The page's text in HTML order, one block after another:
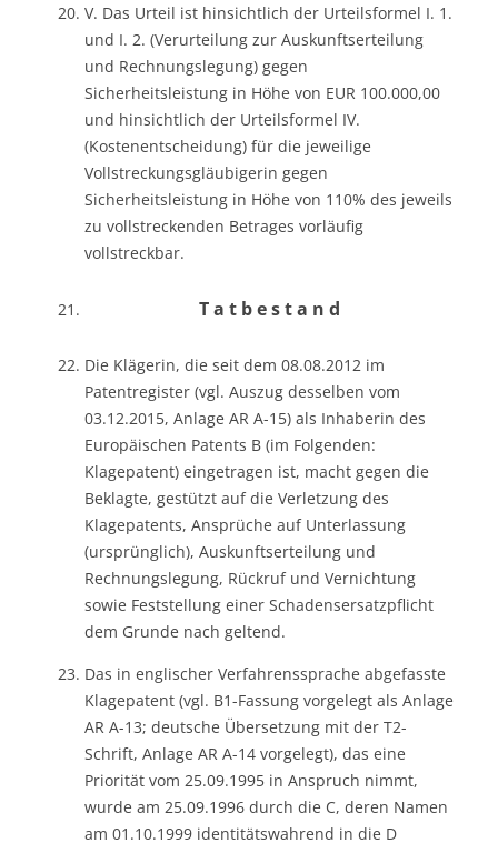
V. Das Urteil ist hinsichtlich der Urteilsformel I. 1.
und I. 2. (Verurteilung zur Auskunftserteilung
und Rechnungslegung) gegen
Sicherheitsleistung in Höhe von EUR 100.000,00
und hinsichtlich der Urteilsformel IV.
(Kostenentscheidung) für die jeweilige
Vollstreckungsgläubigerin gegen
Sicherheitsleistung in Höhe von 110% des jeweils
zu vollstreckenden Betrages vorläufig
vollstreckbar.
T a t b e s t a n d
Die Klägerin, die seit dem 08.08.2012 im
Patentregister (vgl. Auszug desselben vom
03.12.2015, Anlage AR A-15) als Inhaberin des
Europäischen Patents B (im Folgenden:
Klagepatent) eingetragen ist, macht gegen die
Beklagte, gestützt auf die Verletzung des
Klagepatents, Ansprüche auf Unterlassung
(ursprünglich), Auskunftserteilung und
Rechnungslegung, Rückruf und Vernichtung
sowie Feststellung einer Schadensersatzpflicht
dem Grunde nach geltend.
Das in englischer Verfahrenssprache abgefasste
Klagepatent (vgl. B1-Fassung vorgelegt als Anlage
AR A-13; deutsche Übersetzung mit der T2-
Schrift, Anlage AR A-14 vorgelegt), das eine
Priorität vom 25.09.1995 in Anspruch nimmt,
wurde am 25.09.1996 durch die C, deren Namen
am 01.10.1999 identitätswahrend in die D